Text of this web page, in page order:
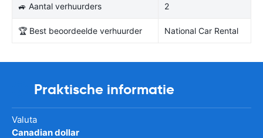
🚙 Aantal verhuurders 2
🏆 Best beoordeelde verhuurder National Car Rental
Praktische informatie
Valuta
Canadian dollar